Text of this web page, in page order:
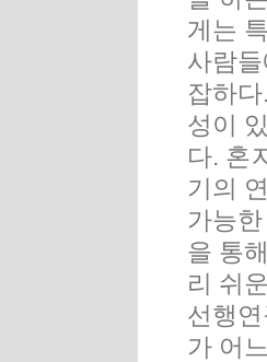
게는
사람
잡하
성이
다. 혼
기의
가능
을 통
리 쉬
선행
가 어